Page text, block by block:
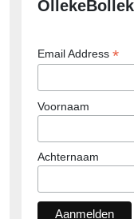
Email Address *
Voornaam
Achternaam